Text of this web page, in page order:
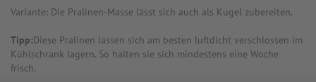
Variante: Die Pralinen-Masse lässt sich auch als Kugel zubereiten.
Tipp:Diese Pralinen lassen sich am besten luftdicht verschlossen im
Kühlschrank lagern. So halten sie sich mindestens eine Woche
frisch.